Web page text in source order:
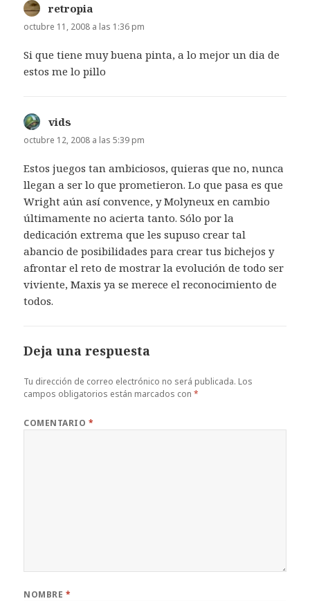
retropia
octubre 11, 2008 a las 1:36 pm
Si que tiene muy buena pinta, a lo mejor un dia de
estos me lo pillo
vids
octubre 12, 2008 a las 5:39 pm
Estos juegos tan ambiciosos, quieras que no, nunca
llegan a ser lo que prometieron. Lo que pasa es que
Wright aún así convence, y Molyneux en cambio
últimamente no acierta tanto. Sólo por la
dedicación extrema que les supuso crear tal
abancio de posibilidades para crear tus bichejos y
afrontar el reto de mostrar la evolución de todo ser
viviente, Maxis ya se merece el reconocimiento de
todos.
Deja una respuesta
Tu dirección de correo electrónico no será publicada. Los
campos obligatorios están marcados con*
COMENTARIO *
NOMBRE *